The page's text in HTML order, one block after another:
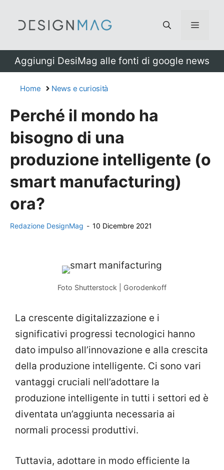
Menu
Aggiungi DesiMag alle fonti di google news
Home News e curiosità
Perché il mondo ha
bisogno di una
produzione intelligente (o
smart manufacturing)
ora?
Redazione DesignMag - 10 Dicembre 2021
Foto Shutterstock | Gorodenkoff
La crescente digitalizzazione e i
significativi progressi tecnologici hanno
dato impulso all’innovazione e alla crescita
della produzione intelligente. Ci sono vari
vantaggi cruciali nell’adottare la
produzione intelligente in tutti i settori ed è
diventata un’aggiunta necessaria ai
normali processi produttivi.
Tuttavia, adottare in modo efficiente la